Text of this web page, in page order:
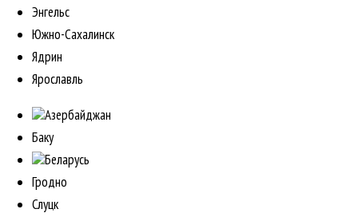
Энгельс
Южно-Сахалинск
Ядрин
Ярославль
Азербайджан
Баку
Беларусь
Гродно
Слуцк